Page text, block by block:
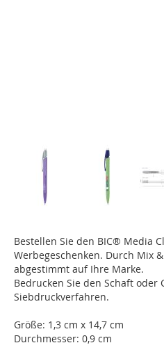
Anfang
der
Bildgalerie
springen
Bestellen Sie den BIC® Media
Werbegeschenken. Durch Mix
abgestimmt auf Ihre Marke.
Bedrucken Sie den Schaft
Siebdruckverfahren.
Größe: 1,3 cm x 14,7 cm
Durchmesser: 0,9 cm